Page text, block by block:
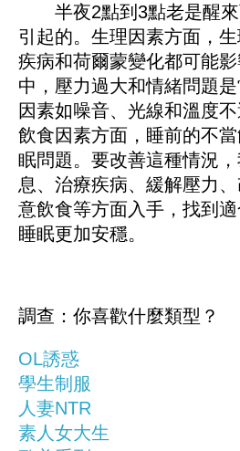
半夜2點到3點老是醒來
引起的。生理因素方面，
疾病和荷爾蒙變化都可能
中，壓力過大和情緒問題
因素如噪音、光線和溫度不
飲食因素方面，睡前的不
眠問題。要改善這種情況
息、治療疾病、緩解壓力
意飲食等方面入手，找到
睡眠更加安穩。
調查：你喜歡什麼類型？
OL誘惑
學生制服
人妻NTR
素人女大生